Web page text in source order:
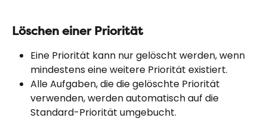
Löschen einer Priorität
Eine Priorität kann nur gelöscht werden, wenn
mindestens eine weitere Priorität existiert.
Alle Aufgaben, die die gelöschte Priorität
verwenden, werden automatisch auf die
Standard-Priorität umgebucht.